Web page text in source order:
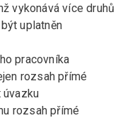
vykonává více druhů
uplatněn
pracovníka
rozsah přímé
rozsah přímé